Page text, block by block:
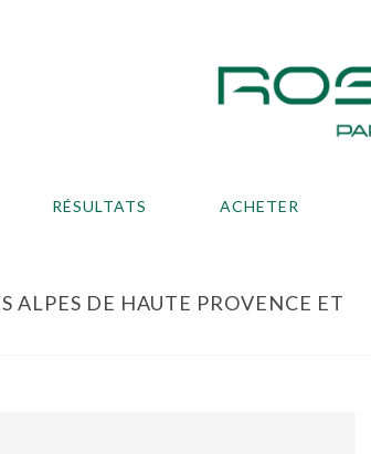
RÉSULTATS ACHETER
ALPES DE HAUTE PROVENCE ET